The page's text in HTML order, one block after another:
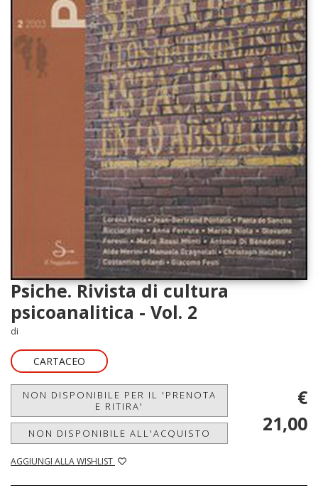
Psiche. Rivista di cultura
psicoanalitica - Vol. 2
di
CARTACEO
NON DISPONIBILE PER IL 'PRENOTA
E RITIRA'
NON DISPONIBILE ALL'ACQUISTO
AGGIUNGI ALLA WISHLIST
€
21,00